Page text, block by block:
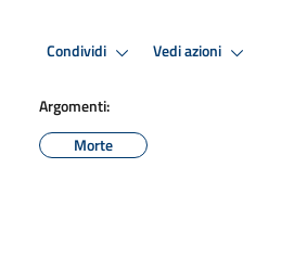
Condividi Vedi azioni
Argomenti:
Morte